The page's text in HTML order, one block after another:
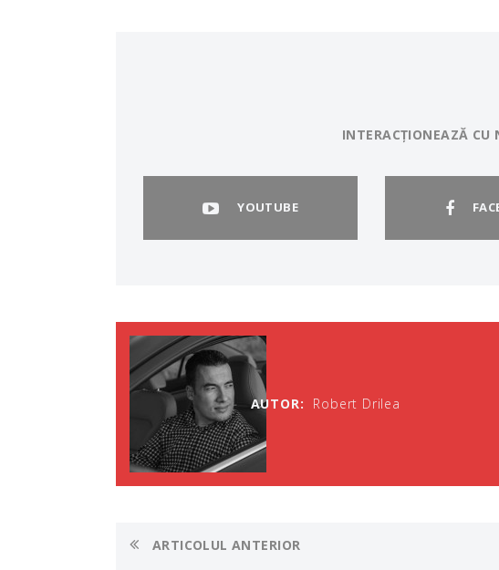
INTERACȚIONEAZĂ CU
YOUTUBE
AUTOR: Robert Drilea
ARTICOLUL ANTERIOR